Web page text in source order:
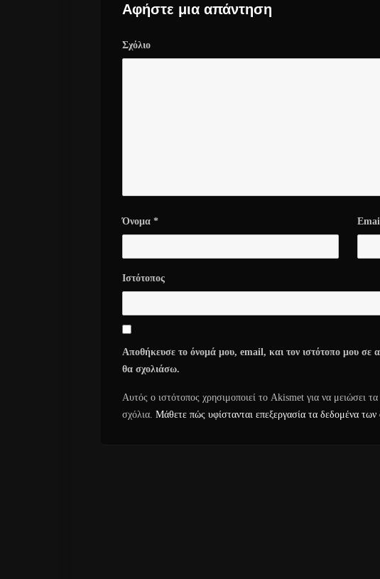
Αφήστε μια απάντηση
Σχόλιο
Όνομα * Email
Ιστότοπος
Αποθήκευσε το όνομά μου, email, και τον ιστότοπο μου σε
θα σχολιάσω.
Αυτός ο ιστότοπος χρησιμοποιεί το Akismet για να μειώσει
σχόλια. Μάθετε πώς υφίστανται επεξεργασία τα δεδομένα των